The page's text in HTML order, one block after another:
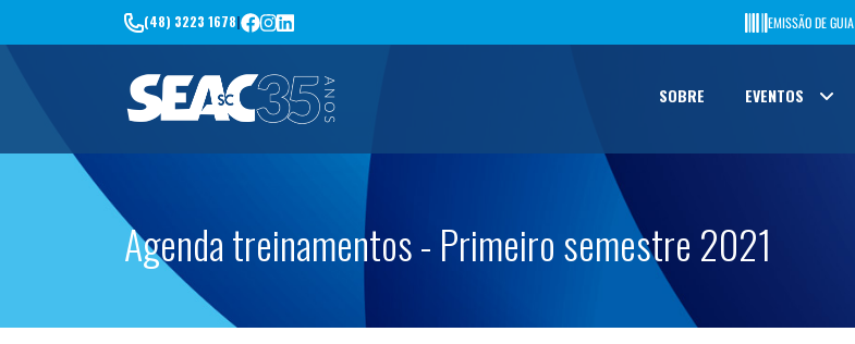
(48) 3223 1678| EMISSÃO DE GUIA
SOBRE EVENTOS
Agenda treinamentos - Primeiro semestre 2021